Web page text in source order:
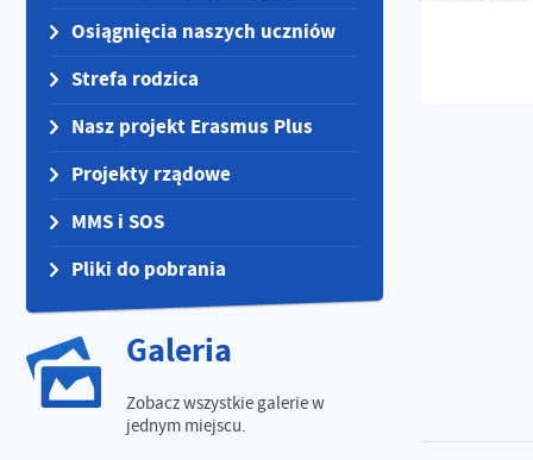
Osiągnięcia naszych uczniów
Strefa rodzica
Nasz projekt Erasmus Plus
Projekty rządowe
MMS i SOS
Pliki do pobrania
Galeria
Zobacz wszystkie galerie w
jednym miejscu.